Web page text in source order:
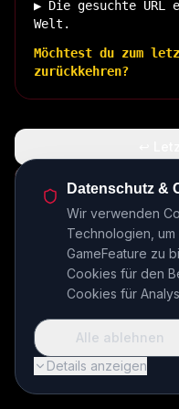
▶ Die gesuchte
Welt.
Möchtest du zum
zurückkehren?
🏠
INSERT
Datenschutz &
Wir verwenden
Technologien,
GameFeature zu
Cookies für den
Cookies für
Details anzeigen
Alle ablehnen